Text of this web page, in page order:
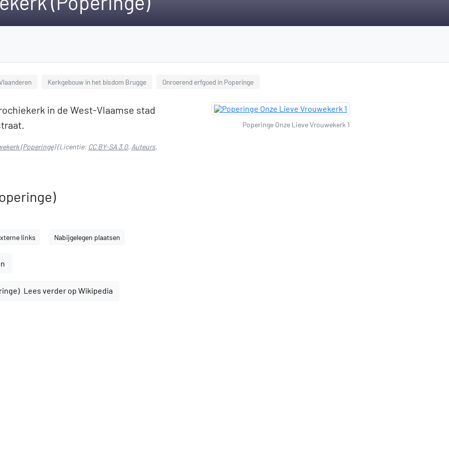
Kerkgebouw in het bisdom Brugge Onroerend erfgoed in Poperinge
in de West-Vlaamse stad
(Poperinge)(Licentie: CC BY-SA 3.0, Auteurs,
links Nabijgelegen plaatsen
Lees verder op Wikipedia
Poperinge Onze Lieve Vrouwekerk 1